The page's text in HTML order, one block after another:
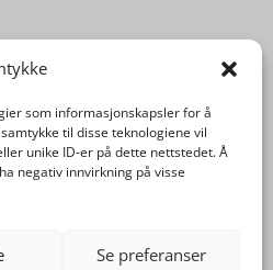
som informasjonskapsler for å
til disse teknologiene vil
unike ID-er på dette nettstedet. Å
negativ innvirkning på visse
Se preferanser